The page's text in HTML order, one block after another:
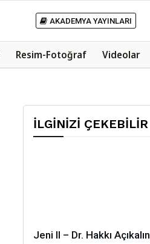
AKADEMYA YAYINLARI
Resim-Fotoğraf Videolar
İLGİNİZİ ÇEKEBİLİR
Jeni II – Dr. Hakkı Açıkalın